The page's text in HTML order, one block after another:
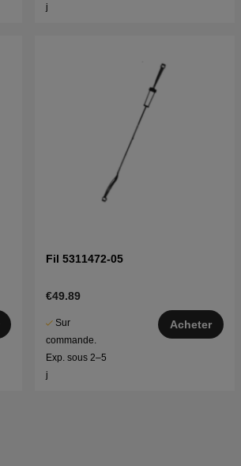
j
Fil 5311472-05
€49.89
Sur
commande.
Exp. sous 2–5
j
Acheter